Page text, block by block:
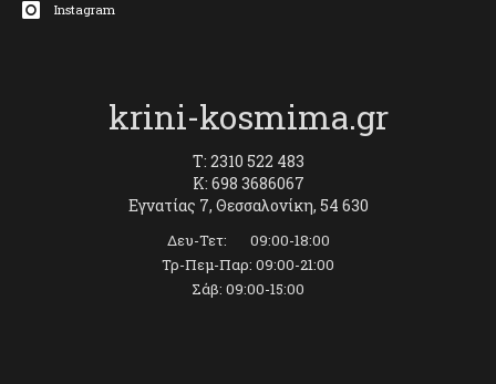
Instagram
krini-kosmima.gr
T: 2310 522 483
K: 698 3686067
Εγνατίας 7, Θεσσαλονίκη, 54 630
Δευ-Τετ: 09:00-18:00
Τρ-Πεμ-Παρ: 09:00-21:00
Σάβ: 09:00-15:00